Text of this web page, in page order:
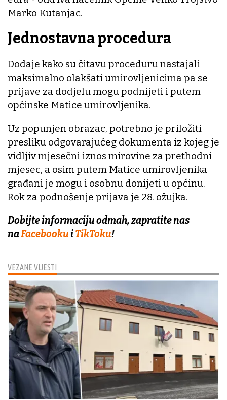
VEZANE VIJESTI
Marko Kutanjac.
Jednostavna procedura
Dodaje kako su čitavu proceduru nastajali
maksimalno olakšati umirovljenicima pa se
prijave za dodjelu mogu podnijeti i putem
općinske Matice umirovljenika.
Uz popunjen obrazac, potrebno je priložiti
presliku odgovarajućeg dokumenta iz kojeg je
vidljiv mjesečni iznos mirovine za prethodni
mjesec, a osim putem Matice umirovljenika
građani je mogu i osobnu donijeti u općinu.
Rok za podnošenje prijava je 28. ožujka.
Dobijte informaciju odmah, zapratite nas
naFacebookuiTikToku!